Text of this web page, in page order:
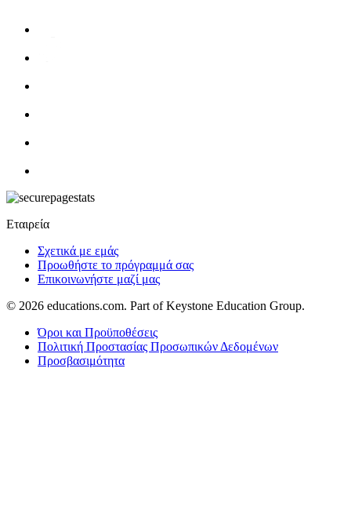
Εταιρεία
Σχετικά με εμάς
Προωθήστε το πρόγραμμά σας
Επικοινωνήστε μαζί μας
© 2026 educations.com. Part of Keystone Education Group.
Όροι και Προϋποθέσεις
Πολιτική Προστασίας Προσωπικών Δεδομένων
Προσβασιμότητα